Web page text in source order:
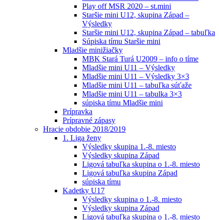
Play off MSR 2020 – st.mini
Staršie mini U12, skupina Západ –
Výsledky
Staršie mini U12, skupina Západ – tabuľka
Súpiska tímu Staršie mini
Mladšie minižiačky
MBK Stará Turá U2009 – info o tíme
Mladšie mini U11 – Výsledky
Mladšie mini U11 – Výsledky 3×3
Mladšie mini U11 – tabuľka súťaže
Mladšie mini U11 – tabulka 3×3
súpiska tímu Mladšie mini
Prípravka
Prípravné zápasy
Hracie obdobie 2018/2019
1. Liga ženy
Výsledky skupina 1.-8. miesto
Výsledky skupina Západ
Ligová tabuľka skupina o 1.-8. miesto
Ligová tabuľka skupina Západ
súpiska tímu
Kadetky U17
Výsledky skupina o 1.-8. miesto
Výsledky skupina Západ
Ligová tabuľka skupina o 1.-8. miesto